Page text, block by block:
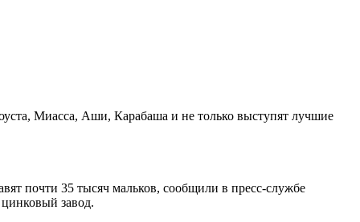
Миасса, Аши, Карабаша и не только выступят лучшие
почти 35 тысяч мальков, сообщили в пресс-службе
завод.